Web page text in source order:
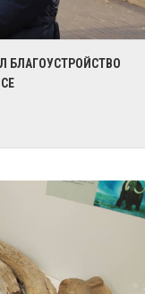
БЛАГОУСТРОЙСТВО